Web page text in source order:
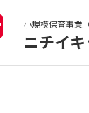
小規模保育事業
ニチイ